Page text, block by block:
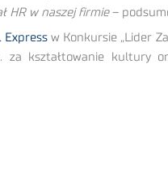
HR w naszej firmie–
Expressw Konkursie „Lider
kształtowanie kultury